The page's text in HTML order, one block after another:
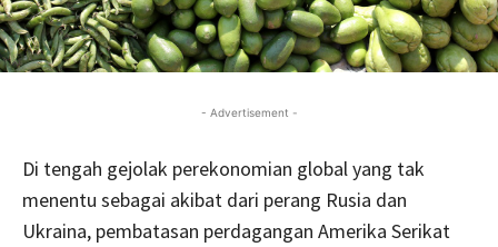
- Advertisement -
Di tengah gejolak perekonomian global yang tak
menentu sebagai akibat dari perang Rusia dan
Ukraina, pembatasan perdagangan Amerika Serikat